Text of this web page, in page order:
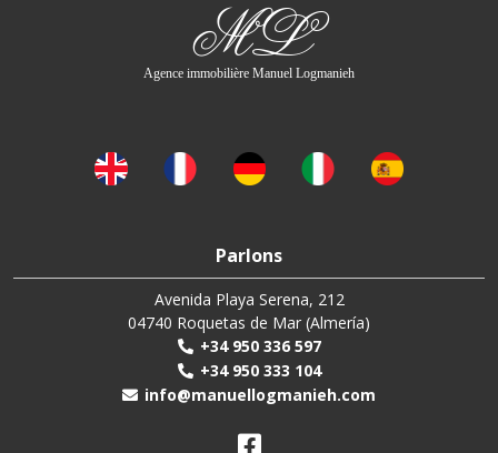
ML
Agence immobilière Manuel Logmanieh
Parlons
Avenida Playa Serena, 212
04740 Roquetas de Mar (Almería)
+34 950 336 597
+34 950 333 104
info@manuellogmanieh.com